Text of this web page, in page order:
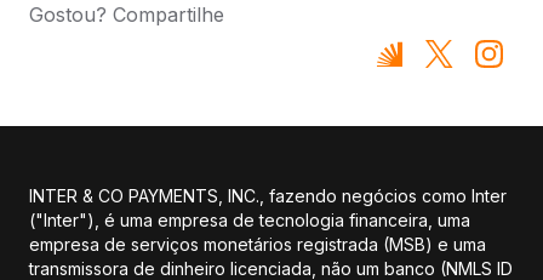
Gostou? Compartilhe
INTER & CO PAYMENTS, INC., fazendo negócios como Inter
("Inter"), é uma empresa de tecnologia financeira, uma
empresa de serviços monetários registrada (MSB) e uma
transmissora de dinheiro licenciada, não um banco (NMLS ID